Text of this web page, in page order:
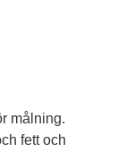
fett och